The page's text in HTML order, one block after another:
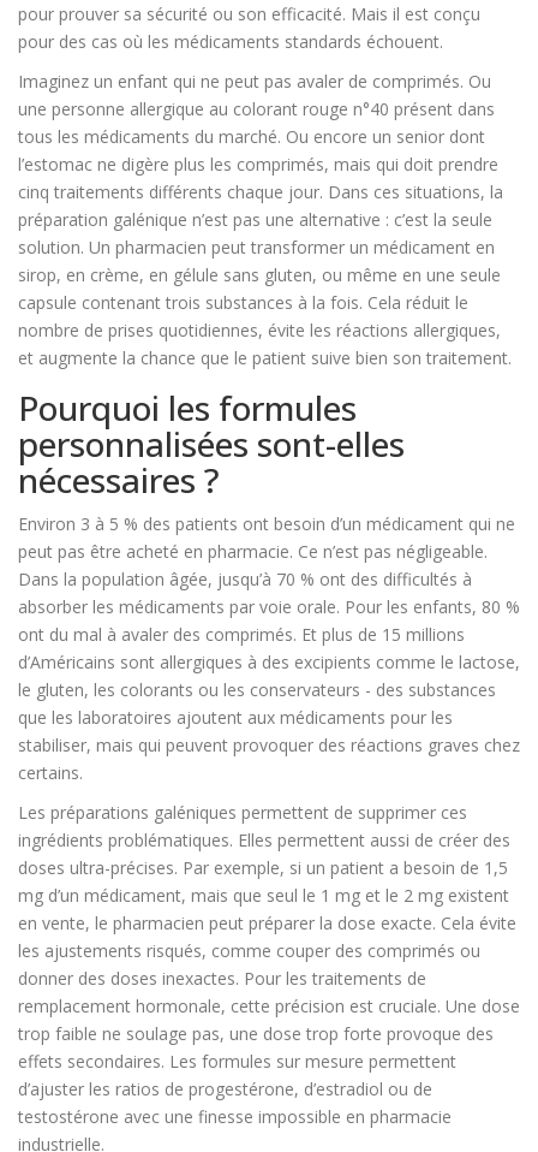
pour prouver sa sécurité ou son efficacité. Mais il est conçu
pour des cas où les médicaments standards échouent.
Imaginez un enfant qui ne peut pas avaler de comprimés. Ou
une personne allergique au colorant rouge n°40 présent dans
tous les médicaments du marché. Ou encore un senior dont
l’estomac ne digère plus les comprimés, mais qui doit prendre
cinq traitements différents chaque jour. Dans ces situations, la
préparation galénique n’est pas une alternative : c’est la seule
solution. Un pharmacien peut transformer un médicament en
sirop, en crème, en gélule sans gluten, ou même en une seule
capsule contenant trois substances à la fois. Cela réduit le
nombre de prises quotidiennes, évite les réactions allergiques,
et augmente la chance que le patient suive bien son traitement.
Pourquoi les formules
personnalisées sont-elles
nécessaires ?
Environ 3 à 5 % des patients ont besoin d’un médicament qui ne
peut pas être acheté en pharmacie. Ce n’est pas négligeable.
Dans la population âgée, jusqu’à 70 % ont des difficultés à
absorber les médicaments par voie orale. Pour les enfants, 80 %
ont du mal à avaler des comprimés. Et plus de 15 millions
d’Américains sont allergiques à des excipients comme le lactose,
le gluten, les colorants ou les conservateurs - des substances
que les laboratoires ajoutent aux médicaments pour les
stabiliser, mais qui peuvent provoquer des réactions graves chez
certains.
Les préparations galéniques permettent de supprimer ces
ingrédients problématiques. Elles permettent aussi de créer des
doses ultra-précises. Par exemple, si un patient a besoin de 1,5
mg d’un médicament, mais que seul le 1 mg et le 2 mg existent
en vente, le pharmacien peut préparer la dose exacte. Cela évite
les ajustements risqués, comme couper des comprimés ou
donner des doses inexactes. Pour les traitements de
remplacement hormonale, cette précision est cruciale. Une dose
trop faible ne soulage pas, une dose trop forte provoque des
effets secondaires. Les formules sur mesure permettent
d’ajuster les ratios de progestérone, d’estradiol ou de
testostérone avec une finesse impossible en pharmacie
industrielle.